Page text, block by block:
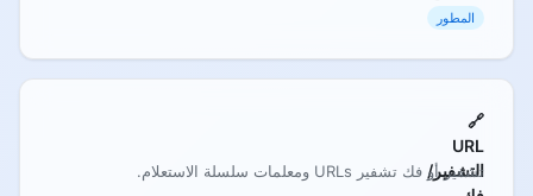
المطور
🔗
URL
التشفير/
تشفير أو فك تشفير URLs ومعلمات سلسلة الاستعلام.